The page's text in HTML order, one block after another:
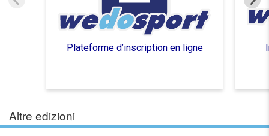
Plateforme d’inscription en ligne
Altre edizioni